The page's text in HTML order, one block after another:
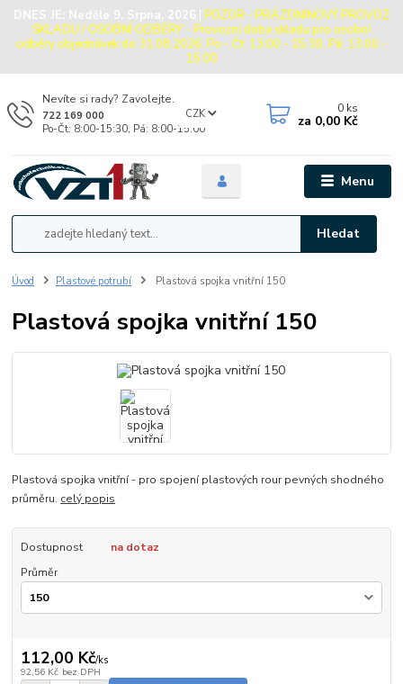
DNES JE: Neděle 9. Srpna, 2026 | POZOR - PRÁZDNINOVÝ PROVOZ
SKLADU / OSOBNÍ ODBĚRY - Provozní doba skladu pro osobní
odběry objednávek do 31.08.2026: Po - Čt: 13:00 - 15:30, Pá: 13:00 -
15:00
Menu
CZK
Hledat
Nevíte si rady? Zavolejte.
722 169 000
Po-Čt: 8:00-15:30, Pá: 8:00-15:00
0 ks
za 0,00 Kč
Úvod Plastové potrubí Plastová spojka vnitřní 150
Plastová spojka vnitřní 150
Plastová spojka vnitřní - pro spojení plastových rour pevných shodného
průměru. celý popis
Dostupnost
na dotaz
Průměr
112,00 Kč/ks
92,56 Kč bez DPH